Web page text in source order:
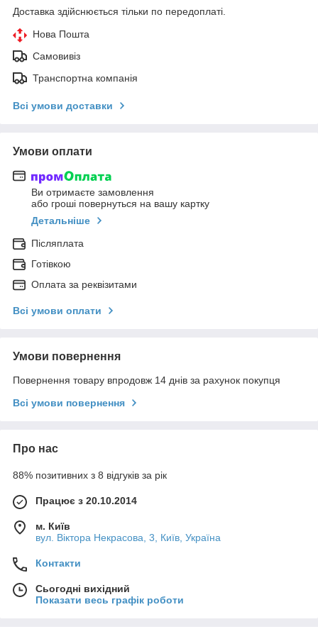
Доставка здійснюється тільки по передоплаті.
Нова Пошта
Самовивіз
Транспортна компанія
Всі умови доставки
Умови оплати
Ви отримаєте замовлення
або гроші повернуться на вашу картку
Детальніше
Післяплата
Готівкою
Оплата за реквізитами
Всі умови оплати
Умови повернення
Повернення товару впродовж 14 днів за рахунок покупця
Всі умови повернення
Про нас
88% позитивних з 8 відгуків за рік
Працює з 20.10.2014
м. Київ
вул. Вiктора Некрасова, 3, Київ, Україна
Контакти
Сьогодні вихідний
Показати весь графік роботи